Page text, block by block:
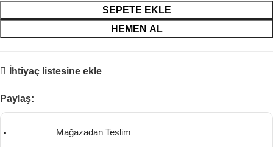
SEPETE EKLE
HEMEN AL
İhtiyaç listesine ekle
Paylaş:
Mağazadan Teslim